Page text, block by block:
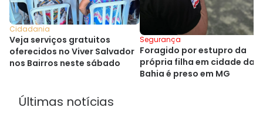
Cidadania
Veja serviços gratuitos
oferecidos no Viver Salvador
nos Bairros neste sábado
Segurança
Foragido por estupro da
própria filha em cidade da
Bahia é preso em MG
Últimas notícias